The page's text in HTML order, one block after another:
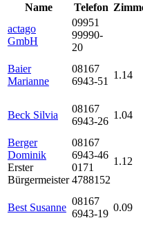
Name
Telefon
actago
GmbH
09951
99990-
20
Baier
Marianne
08167
6943-51
1.14
Beck Silvia
08167
6943-26
1.04
Berger
Dominik
Erster
Bürgermeister
08167
6943-46
0171
4788152
1.12
Best Susanne
08167
6943-19
0.09